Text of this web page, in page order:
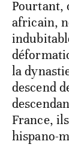
Pourtant,
africain,
la
descend
France,
hispano-